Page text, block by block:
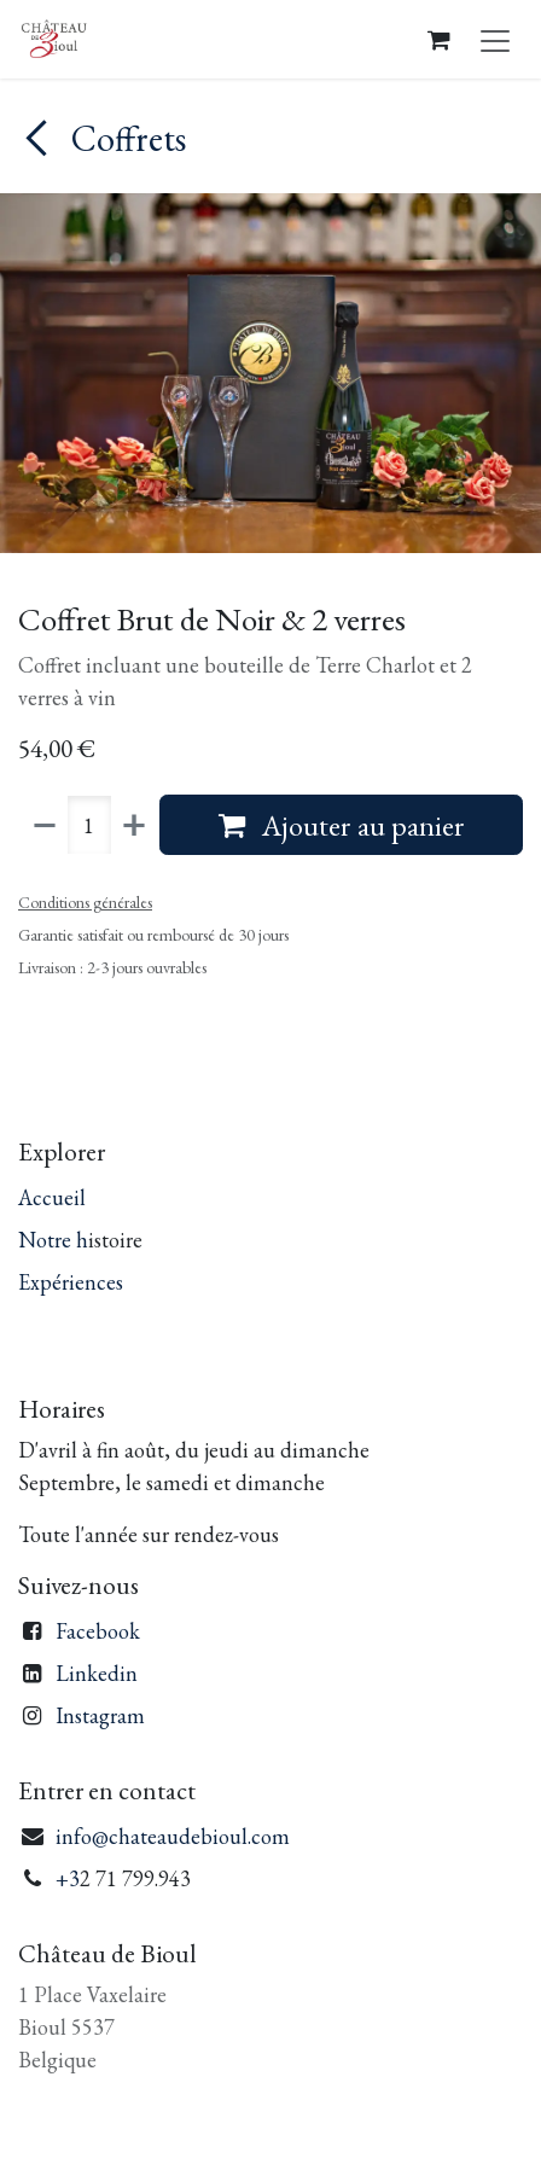
Se rendre au contenu
Coffrets
Coffret Brut de Noir & 2 verres
Coffret incluant une bouteille de Terre Charlot et 2
verres à vin
54,00€
Ajouter au panier
Conditions générales
Garantie satisfait ou remboursé de 30 jours
Livraison : 2-3 jours ouvrables
Explorer
Accueil
Notre histoire
Expériences
Horaires
D'avril à fin août, du jeudi au dimanche
Septembre, le samedi et dimanche
Toute l'année sur rendez-vous
Suivez-nous
Facebook
Linkedin
Instagram
Entrer en contact
info@chateaudebioul.com
+32 71 799.943
Château de Bioul
1 Place Vaxelaire
Bioul 5537
Belgique